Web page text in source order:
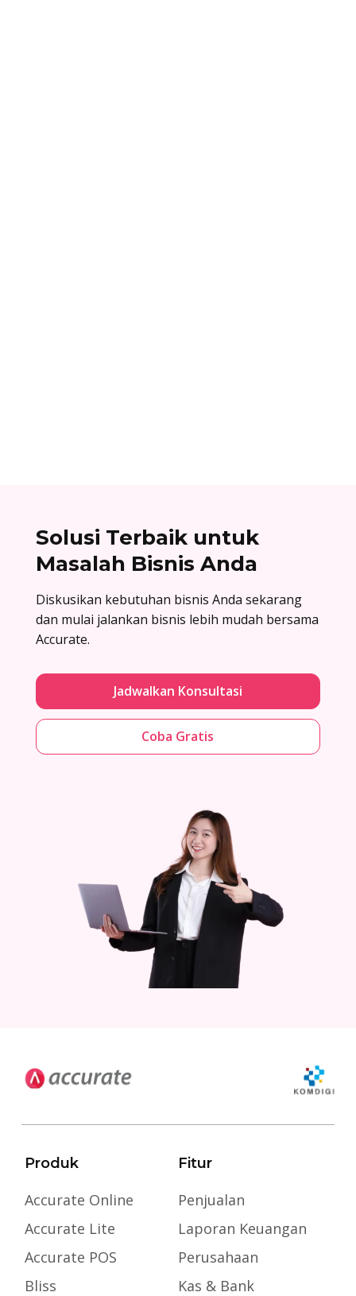
Solusi Terbaik untuk
Masalah Bisnis Anda
Diskusikan kebutuhan bisnis Anda sekarang
dan mulai jalankan bisnis lebih mudah bersama
Accurate.
Jadwalkan Konsultasi
Coba Gratis
Produk
Accurate Online
Accurate Lite
Accurate POS
Bliss
Fitur
Penjualan
Laporan Keuangan
Perusahaan
Kas & Bank